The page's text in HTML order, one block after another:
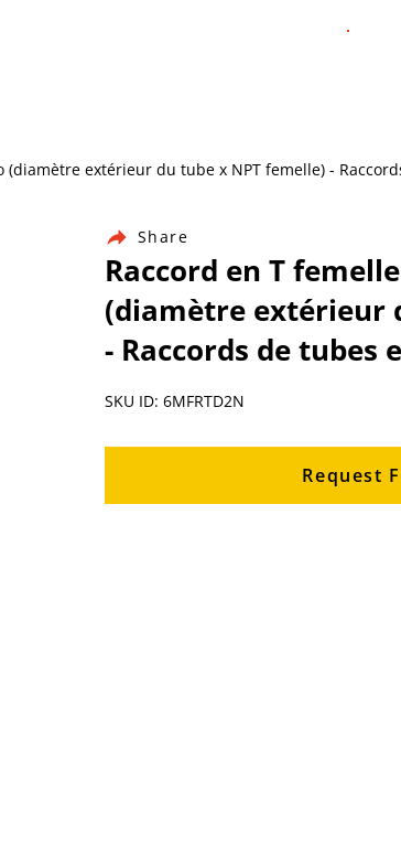
extérieur du tube x NPT femelle) -
Share
Raccord en T
(diamètre extérieur
- Raccords de tubes
SKU ID: 6MFRTD2N
Request